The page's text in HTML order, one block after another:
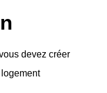
devez créer